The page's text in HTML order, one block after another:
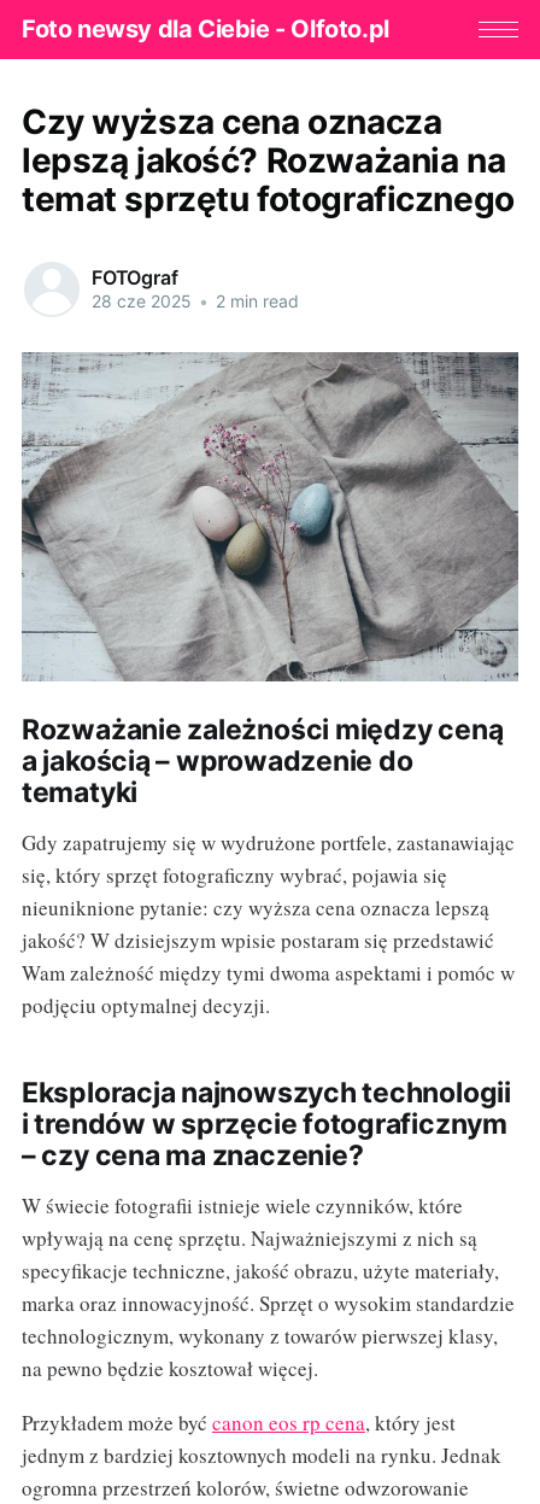
Foto newsy dla Ciebie - Olfoto.pl
Czy wyższa cena oznacza
lepszą jakość? Rozważania na
temat sprzętu fotograficznego
FOTOgraf
28 cze 2025 • 2 min read
Rozważanie zależności między ceną
a jakością – wprowadzenie do
tematyki
Gdy zapatrujemy się w wydrużone portfele, zastanawiając
się, który sprzęt fotograficzny wybrać, pojawia się
nieuniknione pytanie: czy wyższa cena oznacza lepszą
jakość? W dzisiejszym wpisie postaram się przedstawić
Wam zależność między tymi dwoma aspektami i pomóc w
podjęciu optymalnej decyzji.
Eksploracja najnowszych technologii
i trendów w sprzęcie fotograficznym
– czy cena ma znaczenie?
W świecie fotografii istnieje wiele czynników, które
wpływają na cenę sprzętu. Najważniejszymi z nich są
specyfikacje techniczne, jakość obrazu, użyte materiały,
marka oraz innowacyjność. Sprzęt o wysokim standardzie
technologicznym, wykonany z towarów pierwszej klasy,
na pewno będzie kosztował więcej.
Przykładem może być canon eos rp cena, który jest
jednym z bardziej kosztownych modeli na rynku. Jednak
ogromna przestrzeń kolorów, świetne odwzorowanie